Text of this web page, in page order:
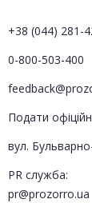
+38 (044) 281-
0-800-503-400
Подати
вул.
PR служба:
pr@prozorro.ua